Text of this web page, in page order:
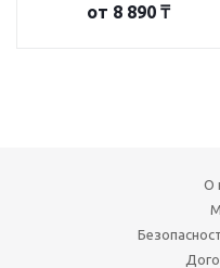
от 8 890 ₸
О